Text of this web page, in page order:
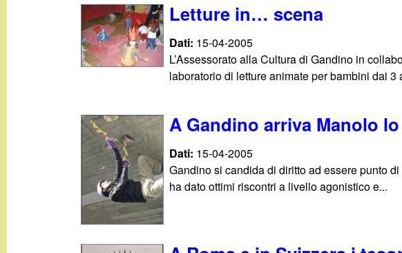
Letture in… scena
Dati: 15-04-2005
L’Assessorato alla Cultura di Gandino in
laboratorio di letture animate per bambini dai 3
A Gandino arriva Manolo
Dati: 15-04-2005
Gandino si candida di diritto ad essere punto
ha dato ottimi riscontri a livello agonistico e...